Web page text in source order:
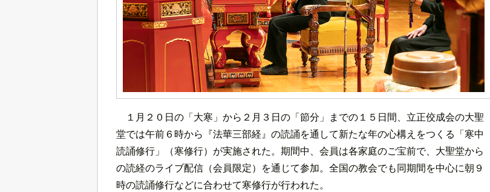
１月２０日の「大寒」から２月３日の「節分」までの１５日間、立正佼成会の大聖
堂では午前６時から『法華三部経』の読誦を通して新たな年の心構えをつくる「寒中
読誦修行」（寒修行）が実施された。期間中、会員は各家庭のご宝前で、大聖堂から
の読経のライブ配信（会員限定）を通じて参加。全国の教会でも同期間を中心に朝９
時の読誦修行などに合わせて寒修行が行われた。